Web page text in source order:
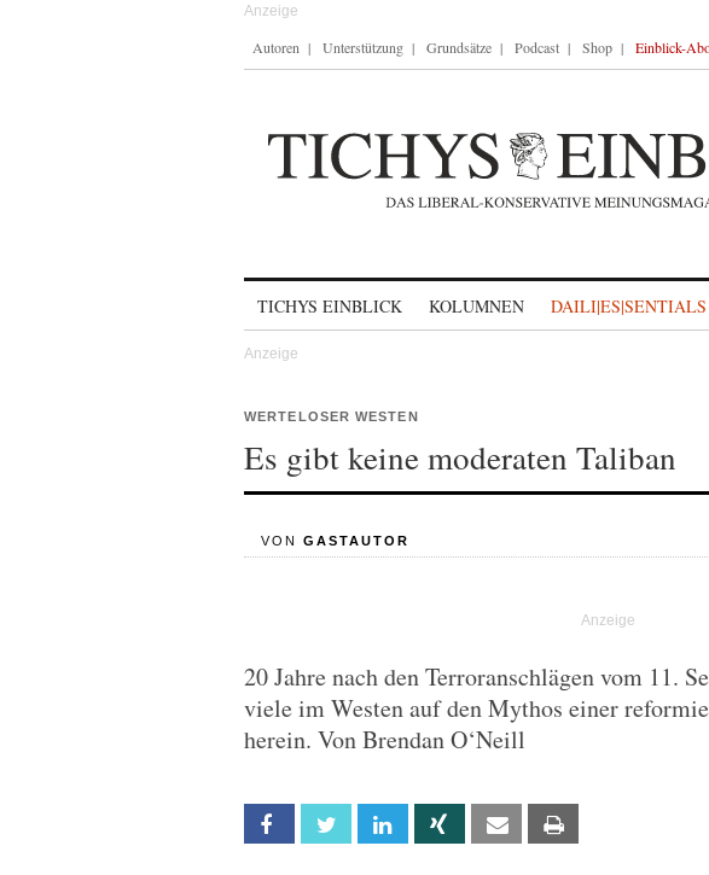
Autoren Unterstützung Grundsätze Podcast Shop Einblick-
TICHYS EINBLICK KOLUMNEN DAILI|ES|SENTIALS
WERTELOSER WESTEN
Es gibt keine moderaten Taliban
VON GASTAUTOR
20 Jahre nach den Terroranschlägen vom 11.
viele im Westen auf den Mythos einer
herein. Von Brendan O‘Neill
Facebook Twitter Linkedin Xing Email